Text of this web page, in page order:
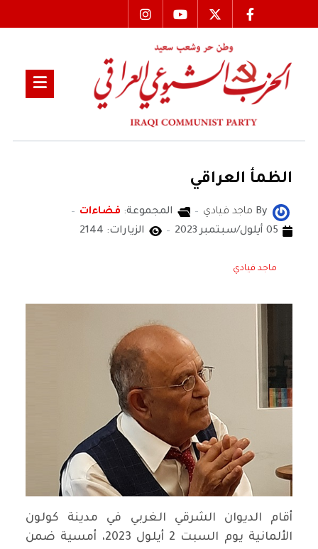
الظمأ العراقي
By ماجد فيادي المجموعة: فضاءات
05 أيلول/سبتمبر 2023
الزيارات: 2144
ماجد فيادي
أقام الديوان الشرقي الغربي في مدينة كولون
الألمانية يوم السبت 2 أيلول 2023، أمسية ضمن